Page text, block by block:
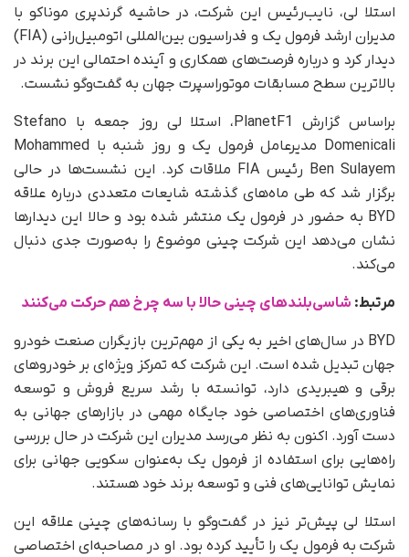
استلا لی، نایب‌رئیس این شرکت، در حاشیه گرندپری موناکو با
مدیران ارشد فرمول یک و فدراسیون بین‌المللی اتومبیل‌رانی (FIA)
دیدار کرد و درباره فرصت‌های همکاری و آینده احتمالی این برند در
بالاترین سطح مسابقات موتوراسپرت جهان به گفت‌وگو نشست.
براساس گزارش PlanetF1، استلا لی روز جمعه با Stefano
Domenicali مدیرعامل فرمول یک و روز شنبه با Mohammed
Ben Sulayem رئیس FIA ملاقات کرد. این نشست‌ها در حالی
برگزار شد که طی ماه‌های گذشته شایعات متعددی درباره علاقه
BYD به حضور در فرمول یک منتشر شده بود و حالا این دیدارها
نشان می‌دهد این شرکت چینی موضوع را به‌صورت جدی دنبال
می‌کند.
مرتبط: شاسی‌بلندهای چینی حالا با سه چرخ هم حرکت می‌کنند
BYD در سال‌های اخیر به یکی از مهم‌ترین بازیگران صنعت خودرو
جهان تبدیل شده است. این شرکت که تمرکز ویژه‌ای بر خودروهای
برقی و هیبریدی دارد، توانسته با رشد سریع فروش و توسعه
فناوری‌های اختصاصی خود جایگاه مهمی در بازارهای جهانی به
دست آورد. اکنون به نظر می‌رسد مدیران این شرکت در حال بررسی
راه‌هایی برای استفاده از فرمول یک به‌عنوان سکویی جهانی برای
نمایش توانایی‌های فنی و توسعه برند خود هستند.
استلا لی پیش‌تر نیز در گفت‌وگو با رسانه‌های چینی علاقه این
شرکت به فرمول یک را تأیید کرده بود. او در مصاحبه‌ای اختصاصی